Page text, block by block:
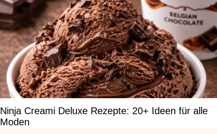
Ninja Creami Deluxe Rezepte: 20+ Ideen für alle
Moden